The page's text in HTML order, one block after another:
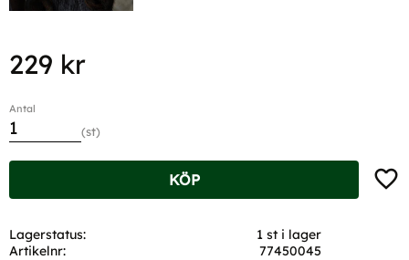
229 kr
Antal
st
KÖP
Lagerstatus
1 st i lager
Artikelnr
77450045